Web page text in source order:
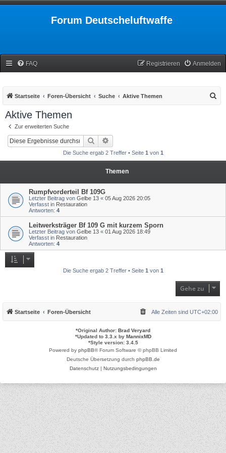
Forum Deutscheluftwaffe
FAQ Anmelden
Registrieren
Startseite Foren-Übersicht Suche Aktive Themen
Aktive Themen
Zur erweiterten Suche
Suche
Die Suche ergab 2 Treffer • Seite 1 von 1
Themen
Rumpfvorderteil Bf 109G
Letzter Beitrag von Gelbe 13 « 05 Aug 2026 20:05
Verfasst in Restauration
Antworten: 4
Leitwerksträger Bf 109 G mit kurzem Sporn
Letzter Beitrag von Gelbe 13 « 01 Aug 2026 18:49
Verfasst in Restauration
Antworten: 4
Die Suche ergab 2 Treffer • Seite 1 von 1
Gehe zu
Startseite Foren-Übersicht Alle Zeiten sind UTC+02:00
*Original Author: Brad Veryard
*Updated to 3.3.x by MannixMD
*Style version: 3.4.5
Powered by phpBB® Forum Software © phpBB Limited
Deutsche Übersetzung durch phpBB.de
Datenschutz| Nutzungsbedingungen